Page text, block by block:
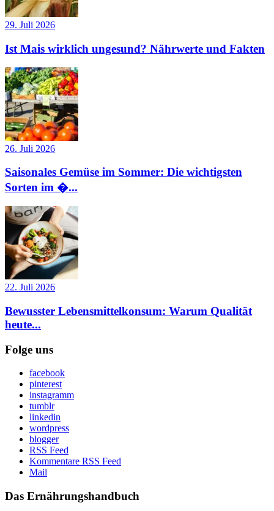
29. Juli 2026
Ist Mais wirklich ungesund? Nährwerte und Fakten
26. Juli 2026
Saisonales Gemüse im Sommer: Die wichtigsten
Sorten im �...
22. Juli 2026
Bewusster Lebensmittelkonsum: Warum Qualität
heute...
Folge uns
facebook
pinterest
instagramm
tumblr
linkedin
wordpress
blogger
RSS Feed
Kommentare RSS Feed
Mail
Das Ernährungshandbuch